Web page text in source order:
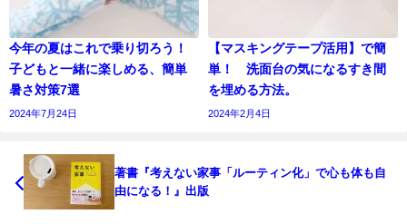
今年の夏はこれで乗り切ろう！
子どもと一緒に楽しめる、簡単
暑さ対策7選
2024年7月24日
【マスキングテープ活用】で簡
単！ 洗面台の気になるすき間
を埋める方法。
2024年2月4日
著書『考えない家事「ルーティン化」で心も体も自
由になる！』出版